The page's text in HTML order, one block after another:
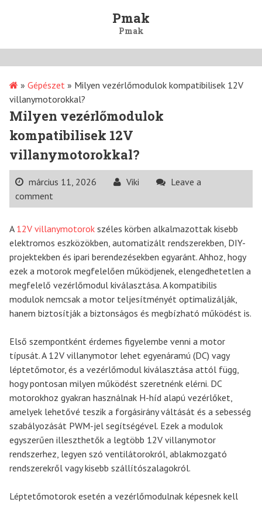
Pmak
Pmak
» Gépészet» Milyen vezérlőmodulok kompatibilisek 12V
villanymotorokkal?
Milyen vezérlőmodulok
kompatibilisek 12V
villanymotorokkal?
március 11, 2026 Viki
Leave a
comment
A 12V villanymotorokszéles körben alkalmazottak kisebb
elektromos eszközökben, automatizált rendszerekben, DIY-
projektekben és ipari berendezésekben egyaránt. Ahhoz, hogy
ezek a motorok megfelelően működjenek, elengedhetetlen a
megfelelő vezérlőmodul kiválasztása. A kompatibilis
modulok nemcsak a motor teljesítményét optimalizálják,
hanem biztosítják a biztonságos és megbízható működést is.
Első szempontként érdemes figyelembe venni a motor
típusát. A 12V villanymotor lehet egyenáramú (DC) vagy
léptetőmotor, és a vezérlőmodul kiválasztása attól függ,
hogy pontosan milyen működést szeretnénk elérni. DC
motorokhoz gyakran használnak H-híd alapú vezérlőket,
amelyek lehetővé teszik a forgásirány váltását és a sebesség
szabályozását PWM-jel segítségével. Ezek a modulok
egyszerűen illeszthetők a legtöbb 12V villanymotor
rendszerhez, legyen szó ventilátorokról, ablakmozgató
rendszerekről vagy kisebb szállítószalagokról.
Léptetőmotorok esetén a vezérlőmodulnak képesnek kell